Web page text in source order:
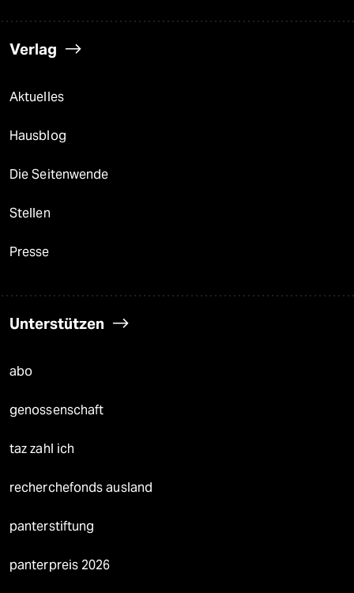
Verlag
Aktuelles
Hausblog
Die Seitenwende
Stellen
Presse
Unterstützen
abo
genossenschaft
taz zahl ich
recherchefonds ausland
panterstiftung
panterpreis 2026